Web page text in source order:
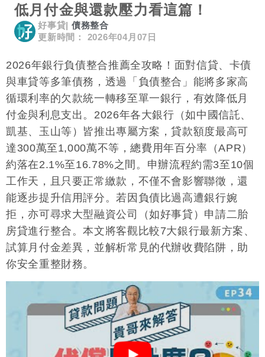
低月付金與還款壓力看這篇！
好事貸 債務整合
更新時間： 2026年04月07日
2026年銀行負債整合推薦全攻略！面對信貸、卡債
與車貸等多筆債務，透過「負債整合」能將多家高
循環利率的欠款統一轉移至單一銀行，有效降低月
付金與利息支出。2026年各大銀行（如中國信託、
凱基、玉山等）皆推出專屬方案，貸款額度最高可
達300萬至1,000萬不等，總費用年百分率（APR）
約落在2.1%至16.78%之間。申辦流程約需3至10個
工作天，且只要正常繳款，不僅不會影響聯徵，還
能逐步提升信用評分。若因負債比過高遭銀行婉
拒，亦可尋求大型融資公司（如好事貸）申請二胎
房貸進行整合。本文將客觀比較7大銀行最新方案、
試算月付金差異，並解析常見的代辦收費陷阱，助
你安全重整財務。